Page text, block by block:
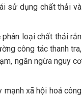
sử dụng chất thải và
phân loại chất thải rắn
công tác thanh tra,
ngăn ngừa nguy cơ
xã hội hoá công